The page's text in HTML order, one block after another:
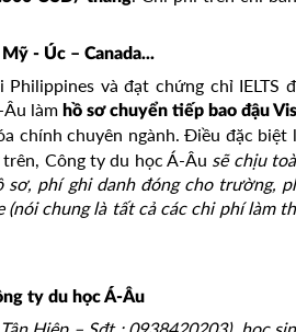
- Úc – Canada...
và đạt chứng chỉ IELTS
Âu làm hồ sơ chuyển tiếp bao đậu
chính chuyên ngành. Điều đặc biệt
Công ty du học Á-Âu sẽ chịu
phí ghi danh đóng cho trường,
(nói chung là tất cả các chi phí làm
ty du học Á-Âu